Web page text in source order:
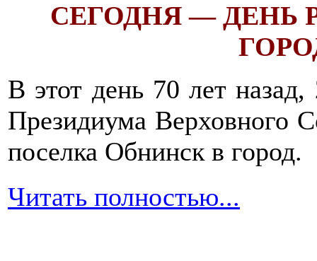
СЕГОДНЯ — ДЕНЬ
В этот день 70 лет
Президиума Верховного
поселка Обнинск в город.
Читать полностью...